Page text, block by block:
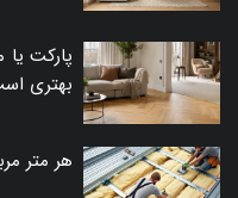
پارکت یا
بهتری
هر متر